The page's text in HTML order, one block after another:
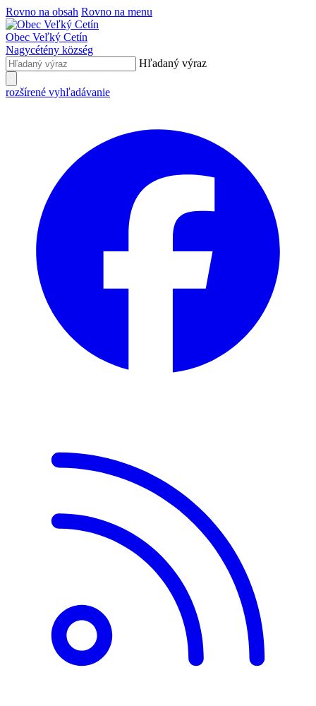
Rovno na obsah Rovno na menu
Obec Veľký Cetín
Nagycétény község
Hľadaný výraz
rozšírené vyhľadávanie